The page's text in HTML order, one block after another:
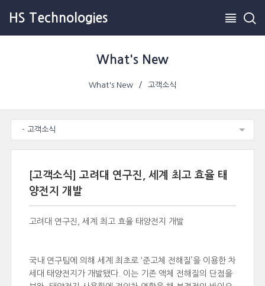
HS Technologies
What's New
What's New 고객소식
- 고객소식
[고객소식] 고려대 연구진, 세계 최고 효율 태
양전지 개발
고려대 연구진, 세계 최고 효율 태양전지 개발
국내 연구팀에 의해 세계 최초로 ‘준고체 전해질’을 이용한 차
세대 태양전지가 개발됐다. 이는 기존 액체 전해질의 단점을